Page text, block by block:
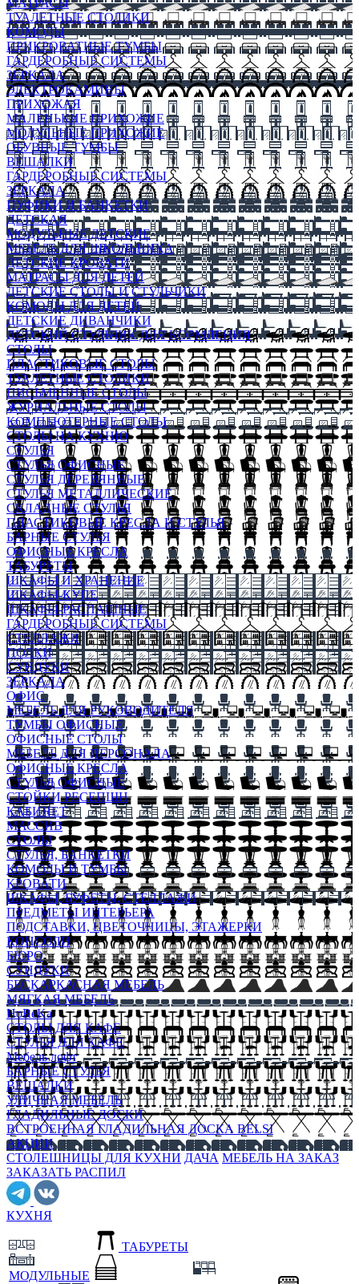
МАТРАСЫ
ТУАЛЕТНЫЕ СТОЛИКИ
КОМОДЫ
ПРИКРОВАТНЫЕ ТУМБЫ
ГАРДЕРОБНЫЕ СИСТЕМЫ
ЗЕРКАЛА
ЭЛЕКТРОКАМИНЫ
ПРИХОЖАЯ
МАЛЕНЬКИЕ ПРИХОЖИЕ
МОДУЛЬНЫЕ ПРИХОЖИЕ
ОБУВНЫЕ ТУМБЫ
ВЕШАЛКИ
ГАРДЕРОБНЫЕ СИСТЕМЫ
ЗЕРКАЛА
ПУФИКИ И БАНКЕТКИ
ДЕТСКАЯ
МОДУЛЬНЫЕ ДЕТСКИЕ
МЕБЕЛЬ ДЛЯ ШКОЛЬНИКА
ДЕТСКИЕ КРОВАТИ
МАТРАСЫ ДЛЯ ДЕТЕЙ
ДЕТСКИЕ СТОЛЫ И СТУЛЬЧИКИ
КОМОДЫ ДЛЯ ДЕТЕЙ
ДЕТСКИЕ ДИВАНЧИКИ
ДЕТСКИЙ СТУЛЬЧИК ДЛЯ КОРМЛЕНИЯ
СТОЛЫ
ПЛАСТИКОВЫЕ СТОЛЫ
ТУАЛЕТНЫЕ СТОЛИКИ
ПИСЬМЕННЫЕ СТОЛЫ
ЖУРНАЛЬНЫЕ СТОЛЫ
КОМПЬЮТЕРНЫЕ СТОЛЫ
СТОЛЫ НА КУХНЮ
СТУЛЬЯ
СТУЛЬЯ ОФИСНЫЕ
СТУЛЬЯ ДЕРЕВЯННЫЕ
СТУЛЬЯ МЕТАЛЛИЧЕСКИЕ
СКЛАДНЫЕ СТУЛЬЯ
ПЛАСТИКОВЫЕ КРЕСЛА И СТУЛЬЯ
БАРНЫЕ СТУЛЬЯ
ОФИСНЫЕ КРЕСЛА
ТАБУРЕТЫ
ШКАФЫ И ХРАНЕНИЕ
ШКАФЫ-КУПЕ
ШКАФЫ-РАСПАШНЫЕ
ГАРДЕРОБНЫЕ СИСТЕМЫ
СТЕЛЛАЖИ
ПОЛКИ
СУНДУКИ
ЗЕРКАЛА
ОФИС
МЕБЕЛЬ ДЛЯ РУКОВОДИТЕЛЯ
ТУМБЫ ОФИСНЫЕ
ОФИСНЫЕ СТОЛЫ
МЕБЕЛЬ ДЛЯ ПЕРСОНАЛА
ОФИСНЫЕ КРЕСЛА
СТУЛЬЯ ОФИСНЫЕ
СТОЙКИ РЕСЕПШН
КАБИНЕТ
МАССИВ
СТОЛЫ
СТУЛЬЯ, БАНКЕТКИ
КОМОДЫ И ТУМБЫ
КРОВАТИ
ШКАФЫ, БУФЕТЫ, СТЕЛЛАЖИ
ПРЕДМЕТЫ ИНТЕРЬЕРА
ПОДСТАВКИ, ЦВЕТОЧНИЦЫ, ЭТАЖЕРКИ
КОНСОЛИ
БЮРО
СУНДУКИ
БЕСКАРКАСНАЯ МЕБЕЛЬ
МЯГКАЯ МЕБЕЛЬ
HoReKa
СТОЛЫ ДЛЯ КАФЕ
СТУЛЬЯ ДЛЯ КАФЕ
Мебель лофт
БАРНЫЕ СТУЛЬЯ
ВЕШАЛКИ
УЛИЧНАЯ МЕБЕЛЬ
ГЛАДИЛЬНЫЕ ДОСКИ
ВСТРОЕННАЯ ГЛАДИЛЬНАЯ ДОСКА BELSI
АКЦИИ
СТОЛЕШНИЦЫ ДЛЯ КУХНИ ДАЧА МЕБЕЛЬ НА ЗАКАЗ
ЗАКАЗАТЬ РАСПИЛ
КУХНЯ
МОДУЛЬНЫЕ
ТАБУРЕТЫ